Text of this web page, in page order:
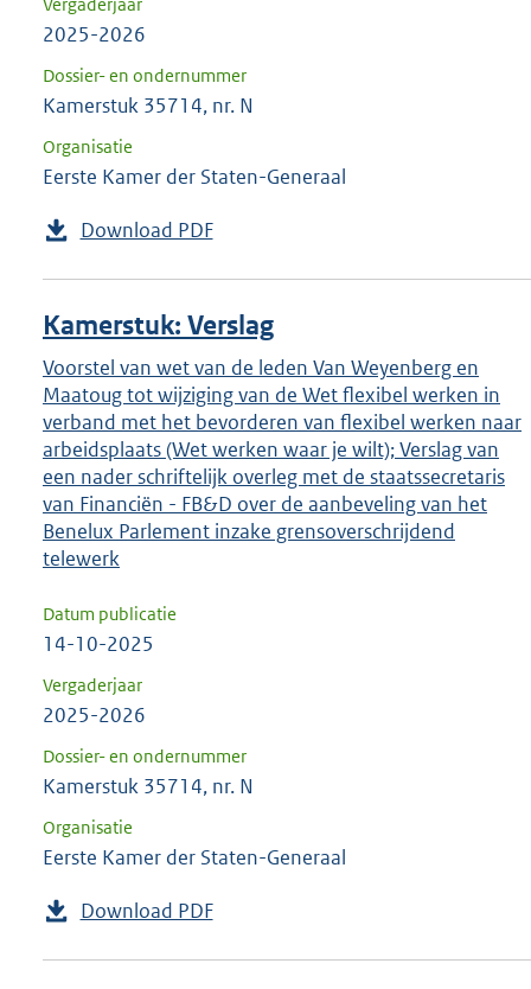
2025-2026
Dossier- en ondernummer
Kamerstuk 35714, nr. N
Organisatie
Eerste Kamer der Staten-Generaal
Download PDF
Kamerstuk: Verslag
Voorstel van wet van de leden Van Weyenberg en
Maatoug tot wijziging van de Wet flexibel werken in
verband met het bevorderen van flexibel werken naar
arbeidsplaats (Wet werken waar je wilt); Verslag van
een nader schriftelijk overleg met de staatssecretaris
van Financiën - FB&D over de aanbeveling van het
Benelux Parlement inzake grensoverschrijdend
telewerk
Datum publicatie
14-10-2025
Vergaderjaar
2025-2026
Dossier- en ondernummer
Kamerstuk 35714, nr. N
Organisatie
Eerste Kamer der Staten-Generaal
Download PDF